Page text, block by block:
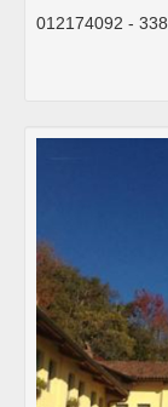
012174092 -